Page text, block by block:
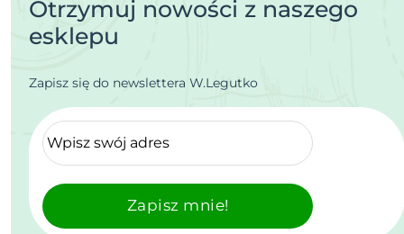
Otrzymuj nowości z naszego
esklepu
Zapisz się do newslettera W.Legutko
Zapisz mnie!